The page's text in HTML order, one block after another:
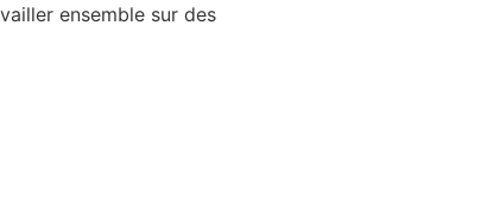
ensemble sur des